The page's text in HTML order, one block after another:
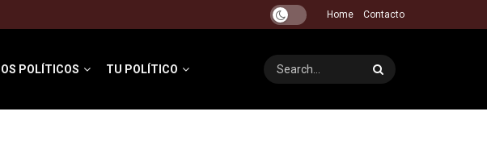
Home Contacto
POLÍTICOS TU POLÍTICO